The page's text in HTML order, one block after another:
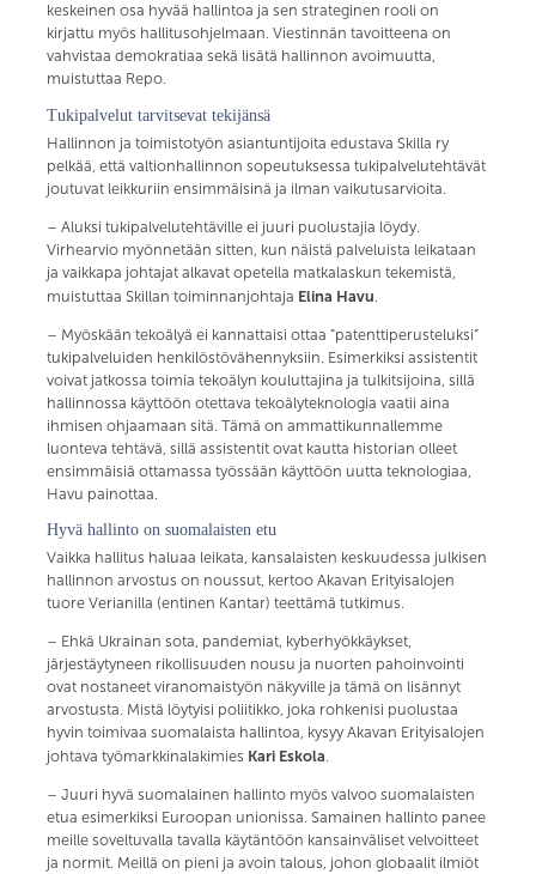
keskeinen osa hyvää hallintoa ja sen strateginen rooli on
kirjattu myös hallitusohjelmaan. Viestinnän tavoitteena on
vahvistaa demokratiaa sekä lisätä hallinnon avoimuutta,
muistuttaa Repo.
Tukipalvelut tarvitsevat tekijänsä
Hallinnon ja toimistotyön asiantuntijoita edustava Skilla ry
pelkää, että valtionhallinnon sopeutuksessa tukipalvelutehtävät
joutuvat leikkuriin ensimmäisinä ja ilman vaikutusarvioita.
– Aluksi tukipalvelutehtäville ei juuri puolustajia löydy.
Virhearvio myönnetään sitten, kun näistä palveluista leikataan
ja vaikkapa johtajat alkavat opetella matkalaskun tekemistä,
muistuttaa Skillan toiminnanjohtaja Elina Havu.
– Myöskään tekoälyä ei kannattaisi ottaa ”patenttiperusteluksi”
tukipalveluiden henkilöstövähennyksiin. Esimerkiksi assistentit
voivat jatkossa toimia tekoälyn kouluttajina ja tulkitsijoina, sillä
hallinnossa käyttöön otettava tekoälyteknologia vaatii aina
ihmisen ohjaamaan sitä. Tämä on ammattikunnallemme
luonteva tehtävä, sillä assistentit ovat kautta historian olleet
ensimmäisiä ottamassa työssään käyttöön uutta teknologiaa,
Havu painottaa.
Hyvä hallinto on suomalaisten etu
Vaikka hallitus haluaa leikata, kansalaisten keskuudessa julkisen
hallinnon arvostus on noussut, kertoo Akavan Erityisalojen
tuore Verianilla (entinen Kantar) teettämä tutkimus.
– Ehkä Ukrainan sota, pandemiat, kyberhyökkäykset,
järjestäytyneen rikollisuuden nousu ja nuorten pahoinvointi
ovat nostaneet viranomaistyön näkyville ja tämä on lisännyt
arvostusta. Mistä löytyisi poliitikko, joka rohkenisi puolustaa
hyvin toimivaa suomalaista hallintoa, kysyy Akavan Erityisalojen
johtava työmarkkinalakimies Kari Eskola.
– Juuri hyvä suomalainen hallinto myös valvoo suomalaisten
etua esimerkiksi Euroopan unionissa. Samainen hallinto panee
meille soveltuvalla tavalla käytäntöön kansainväliset velvoitteet
ja normit. Meillä on pieni ja avoin talous, johon globaalit ilmiöt